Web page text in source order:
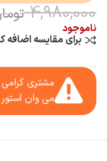
4,980,000
ناموجود
برای مقایسه اضافه
مشتری
می وان